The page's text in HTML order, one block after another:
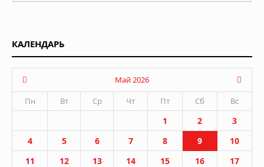
КАЛЕНДАРЬ
Май 2026
Пн
Вт Ср Чт Пт Сб Вс
1 2
3
4
5 6 7 8 9
10
11
12 13 14 15 16
17